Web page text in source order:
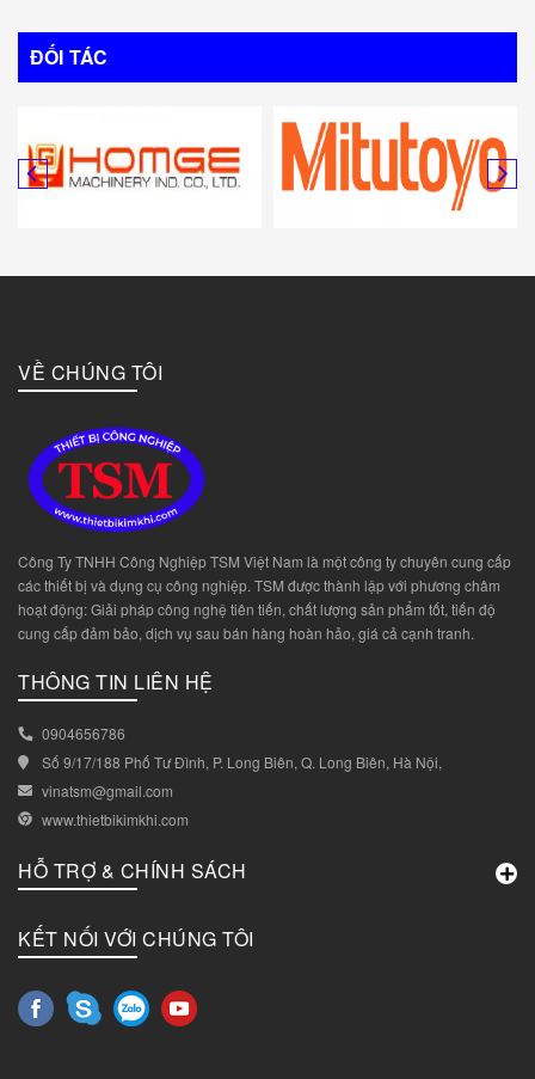
ĐỐI TÁC
VỀ CHÚNG TÔI
Công Ty TNHH Công Nghiệp TSM Việt Nam là một công ty chuyên cung cấp
các thiết bị và dụng cụ công nghiệp. TSM được thành lập với phương châm
hoạt động: Giải pháp công nghệ tiên tiến, chất lượng sản phẩm tốt, tiến độ
cung cấp đảm bảo, dịch vụ sau bán hàng hoàn hảo, giá cả cạnh tranh.
THÔNG TIN LIÊN HỆ
0904656786
Số 9/17/188 Phố Tư Đình, P. Long Biên, Q. Long Biên, Hà Nội,
vinatsm@gmail.com
www.thietbikimkhi.com
HỖ TRỢ & CHÍNH SÁCH
KẾT NỐI VỚI CHÚNG TÔI